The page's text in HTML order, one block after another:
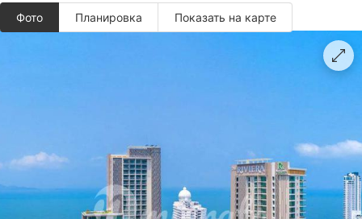
Фото Планировкa Показать на карте